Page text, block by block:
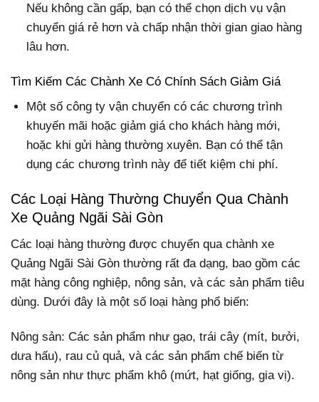
Nếu không cần gấp, bạn có thể chọn dịch vụ vận
chuyển giá rẻ hơn và chấp nhận thời gian giao hàng
lâu hơn.
Tìm Kiếm Các Chành Xe Có Chính Sách Giảm Giá
Một số công ty vận chuyển có các chương trình
khuyến mãi hoặc giảm giá cho khách hàng mới,
hoặc khi gửi hàng thường xuyên. Bạn có thể tận
dụng các chương trình này để tiết kiệm chi phí.
Các Loại Hàng Thường Chuyển Qua Chành
Xe Quảng Ngãi Sài Gòn
Các loại hàng thường được chuyển qua chành xe
Quảng Ngãi Sài Gòn thường rất đa dạng, bao gồm các
mặt hàng công nghiệp, nông sản, và các sản phẩm tiêu
dùng. Dưới đây là một số loại hàng phổ biến:
Nông sản: Các sản phẩm như gạo, trái cây (mít, bưởi,
dưa hấu), rau củ quả, và các sản phẩm chế biến từ
nông sản như thực phẩm khô (mứt, hạt giống, gia vị).